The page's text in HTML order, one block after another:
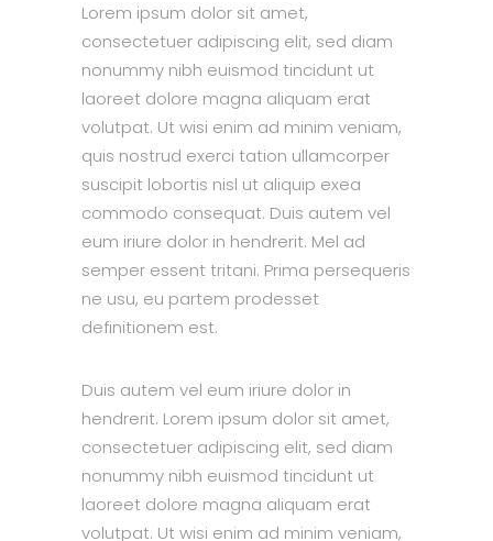
Lorem ipsum dolor sit amet,
consectetuer adipiscing elit, sed diam
nonummy nibh euismod tincidunt ut
laoreet dolore magna aliquam erat
volutpat. Ut wisi enim ad minim veniam,
quis nostrud exerci tation ullamcorper
suscipit lobortis nisl ut aliquip exea
commodo consequat. Duis autem vel
eum iriure dolor in hendrerit. Mel ad
semper essent tritani. Prima persequeris
ne usu, eu partem prodesset
definitionem est.
Duis autem vel eum iriure dolor in
hendrerit. Lorem ipsum dolor sit amet,
consectetuer adipiscing elit, sed diam
nonummy nibh euismod tincidunt ut
laoreet dolore magna aliquam erat
volutpat. Ut wisi enim ad minim veniam,